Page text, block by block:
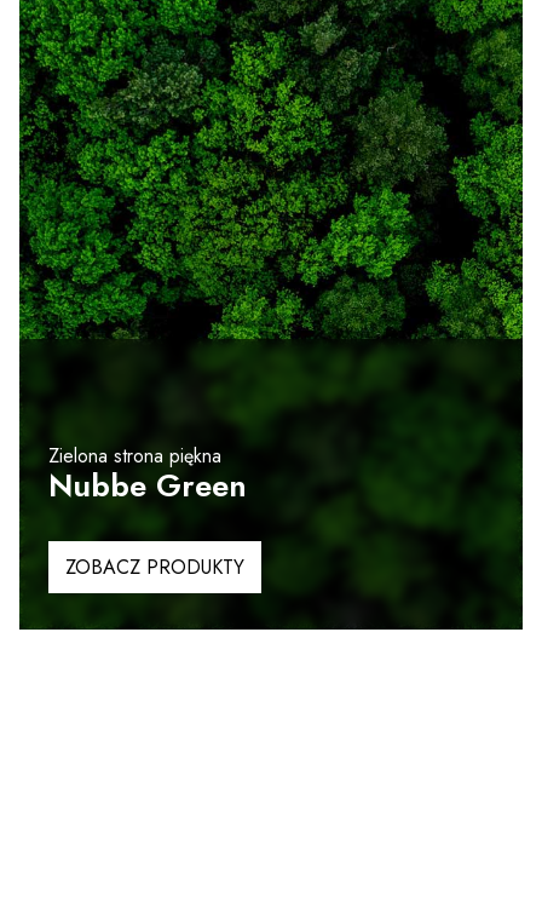
Zielona strona piękna
Nubbe Green
ZOBACZ PRODUKTY